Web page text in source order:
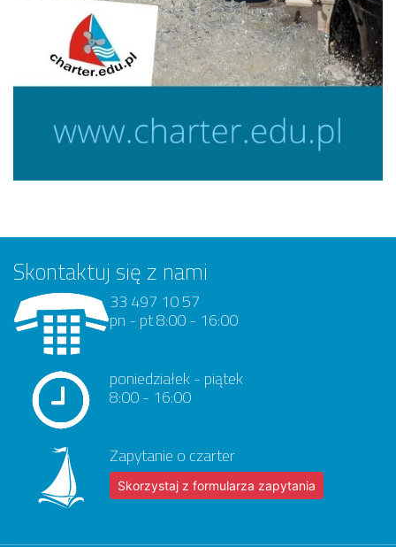
Skontaktuj się z nami
33 497 10 57
pn - pt 8:00 - 16:00
poniedziałek - piątek
8:00 - 16:00
Zapytanie o czarter
Skorzystaj z formularza zapytania